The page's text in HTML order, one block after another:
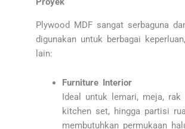
Plywood MDF sangat serbaguna
digunakan untuk berbagai
lain:
Furniture Interior
Ideal untuk lemari, meja, rak
kitchen set, hingga partisi
membutuhkan permukaan